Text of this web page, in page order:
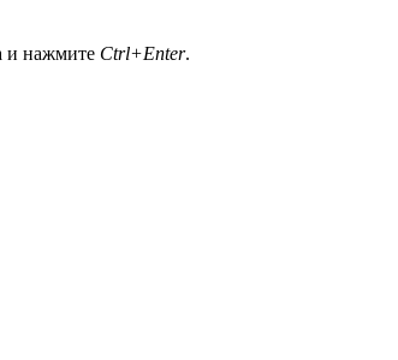
и нажмите Ctrl+Enter.